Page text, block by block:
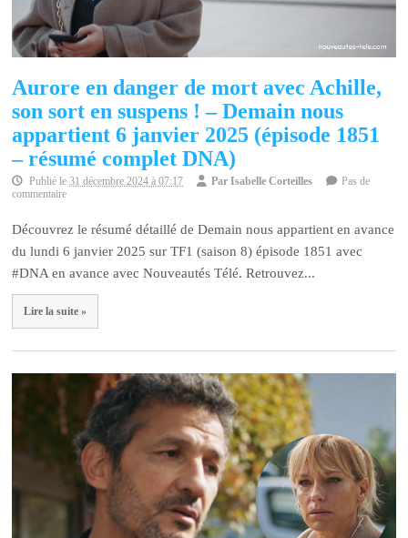
Aurore en danger de mort avec Achille,
son sort en suspens ! – Demain nous
appartient 6 janvier 2025 (épisode 1851
– résumé complet DNA)
Publié le31 décembre 2024 à 07:17 ParIsabelle Corteilles
Pas de
commentaire
Découvrez le résumé détaillé de Demain nous appartient en avance
du lundi 6 janvier 2025 sur TF1 (saison 8) épisode 1851 avec
#DNA en avance avec Nouveautés Télé. Retrouvez...
Lire la suite »